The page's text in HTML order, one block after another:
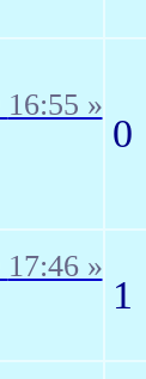
16:55 »
0
17:46 »
1